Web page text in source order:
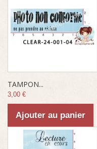
TAMPON...
3,00 €
Ajouter au panier